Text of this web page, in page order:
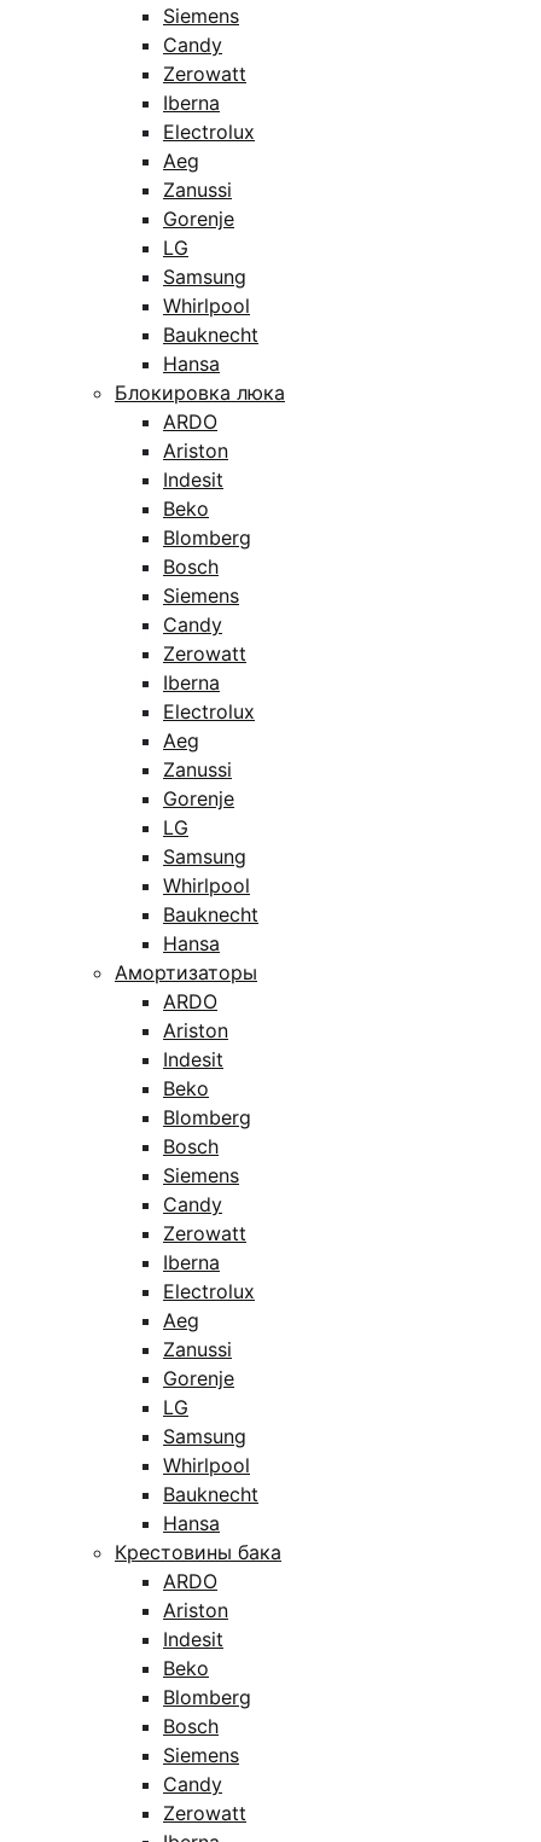
Siemens
Candy
Zerowatt
Iberna
Electrolux
Aeg
Zanussi
Gorenje
LG
Samsung
Whirlpool
Bauknecht
Hansa
Блокировка люка
ARDO
Ariston
Indesit
Beko
Blomberg
Bosch
Siemens
Candy
Zerowatt
Iberna
Electrolux
Aeg
Zanussi
Gorenje
LG
Samsung
Whirlpool
Bauknecht
Hansa
Амортизаторы
ARDO
Ariston
Indesit
Beko
Blomberg
Bosch
Siemens
Candy
Zerowatt
Iberna
Electrolux
Aeg
Zanussi
Gorenje
LG
Samsung
Whirlpool
Bauknecht
Hansa
Крестовины бака
ARDO
Ariston
Indesit
Beko
Blomberg
Bosch
Siemens
Candy
Zerowatt